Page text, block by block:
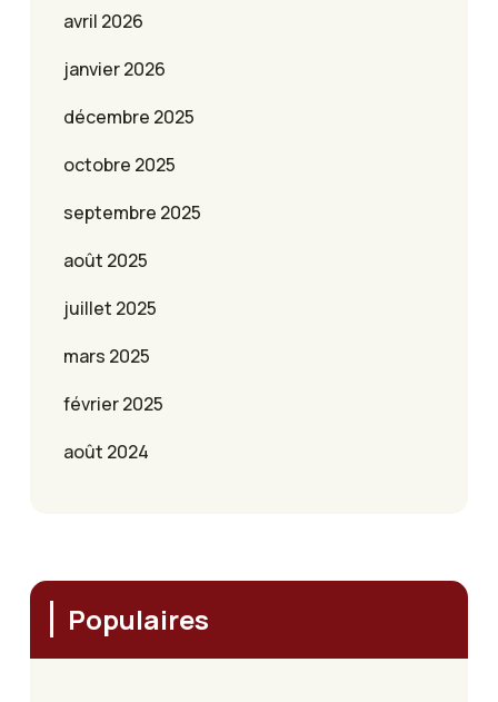
avril 2026
janvier 2026
décembre 2025
octobre 2025
septembre 2025
août 2025
juillet 2025
mars 2025
février 2025
août 2024
Populaires